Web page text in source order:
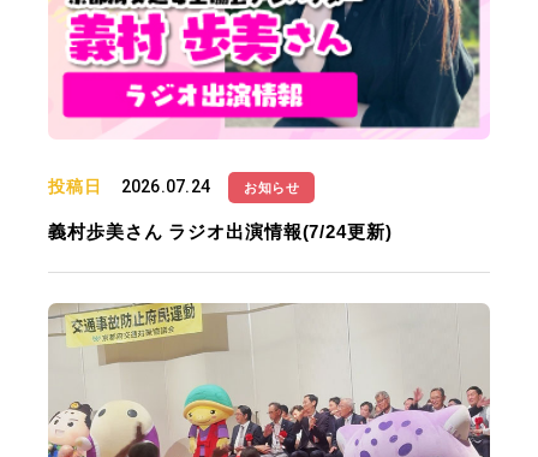
投稿日 2026.07.24 お知らせ
義村歩美さん ラジオ出演情報(7/24更新)